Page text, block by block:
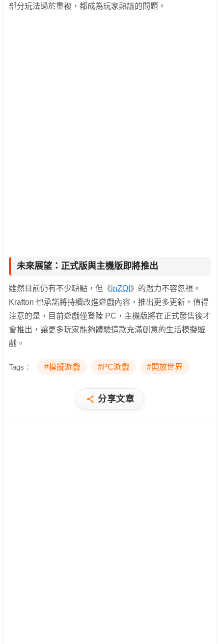
部分玩法過於重複，都成為玩家熱議的問題。
未來展望：正式版與主機版即將推出
雖然目前仍有不少缺點，但《inZOI 》的潛力不容忽視。
Krafton 也承諾將持續改進遊戲內容，推出更多更新。值得
注意的是，目前遊戲僅登陸 PC，主機版將在正式發售後才
會推出，讓更多玩家能夠體驗這款充滿創意的生活模擬遊
戲。
Tags： #模擬遊戲 #PC遊戲 #開放世界
分享文章